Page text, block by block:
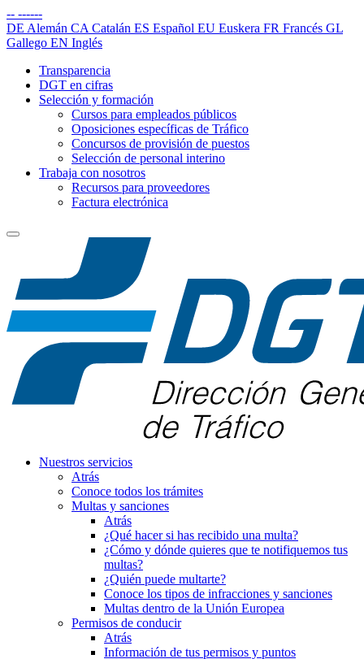
-- ------
DE Alemán CA Catalán ES Español EU Euskera FR Francés GL
Gallego EN Inglés
Transparencia
DGT en cifras
Selección y formación
Cursos para empleados públicos
Oposiciones específicas de Tráfico
Concursos de provisión de puestos
Selección de personal interino
Trabaja con nosotros
Recursos para proveedores
Factura electrónica
Nuestros servicios
Atrás
Conoce todos los trámites
Multas y sanciones
Atrás
¿Qué hacer si has recibido una multa?
¿Cómo y dónde quieres que te notifiquemos tus
multas?
¿Quién puede multarte?
Conoce los tipos de infracciones y sanciones
Multas dentro de la Unión Europea
Permisos de conducir
Atrás
Información de tus permisos y puntos